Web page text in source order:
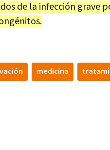
de la infección grave
medicina